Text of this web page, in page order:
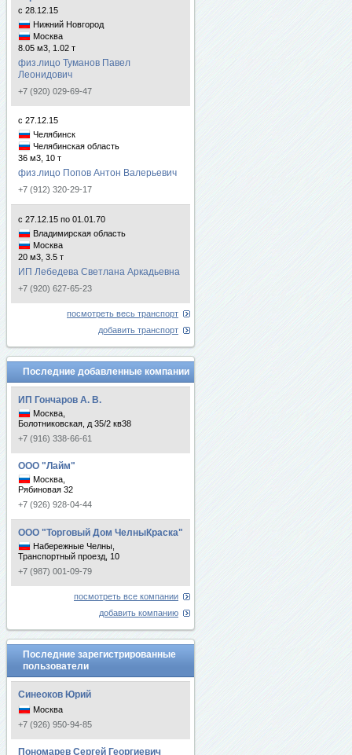
с 28.12.15
Нижний Новгород
Москва
8.05 м3, 1.02 т
физ.лицо Туманов Павел
Леонидович
+7 (920) 029-69-47
с 27.12.15
Челябинск
Челябинская область
36 м3, 10 т
физ.лицо Попов Антон Валерьевич
+7 (912) 320-29-17
с 27.12.15 по 01.01.70
Владимирская область
Москва
20 м3, 3.5 т
ИП Лебедева Светлана Аркадьевна
+7 (920) 627-65-23
посмотреть весь транспорт
добавить транспорт
Последние добавленные компании
ИП Гончаров А. В.
Москва,
Болотниковская, д 35/2 кв38
+7 (916) 338-66-61
ООО "Лайм"
Москва,
Рябиновая 32
+7 (926) 928-04-44
ООО "Торговый Дом ЧелныКраска"
Набережные Челны,
Транспортный проезд, 10
+7 (987) 001-09-79
посмотреть все компании
добавить компанию
Последние зарегистрированные
пользователи
Синеоков Юрий
Москва
+7 (926) 950-94-85
Пономарев Сергей Георгиевич